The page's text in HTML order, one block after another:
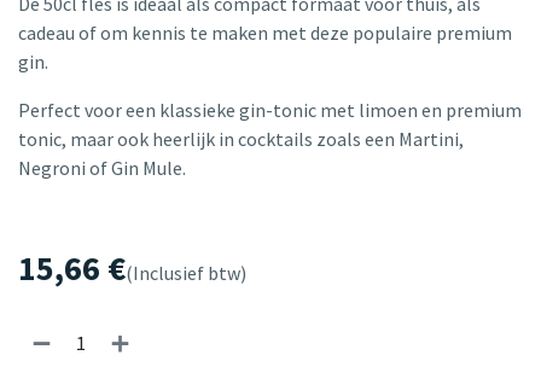
cadeau of om kennis te maken met deze populaire premium
gin.
Perfect voor een klassieke gin-tonic met limoen en premium
tonic, maar ook heerlijk in cocktails zoals een Martini,
Negroni of Gin Mule.
15,66 €(Inclusief btw)